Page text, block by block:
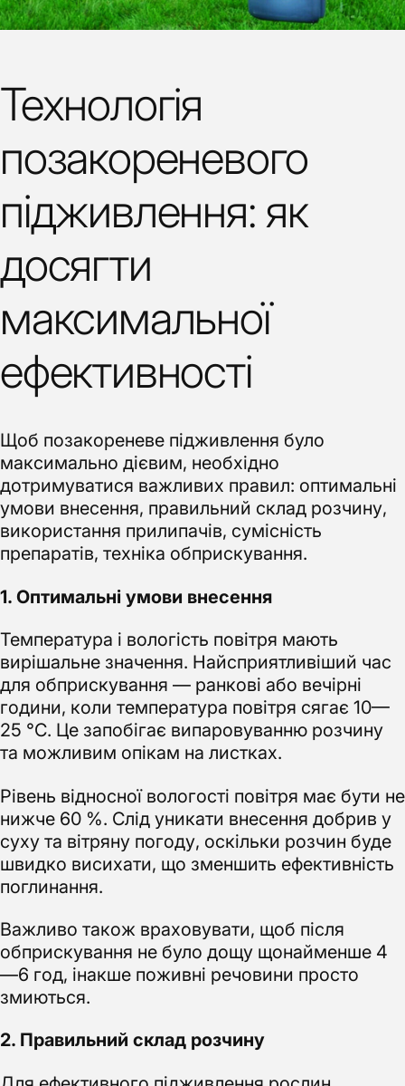
Технологія
позакореневого
підживлення: як
досягти
максимальної
ефективності
Щоб позакореневе підживлення було
максимально дієвим, необхідно
дотримуватися важливих правил: оптимальні
умови внесення, правильний склад розчину,
використання прилипачів, сумісність
препаратів, техніка обприскування.
1. Оптимальні умови внесення
Температура і вологість повітря мають
вирішальне значення. Найсприятливіший час
для обприскування — ранкові або вечірні
години, коли температура повітря сягає 10—
25 °C. Це запобігає випаровуванню розчину
та можливим опікам на листках.
Рівень відносної вологості повітря має бути не
нижче 60 %. Слід уникати внесення добрив у
суху та вітряну погоду, оскільки розчин буде
швидко висихати, що зменшить ефективність
поглинання.
Важливо також враховувати, щоб після
обприскування не було дощу щонайменше 4
—6 год, інакше поживні речовини просто
змиються.
2. Правильний склад розчину